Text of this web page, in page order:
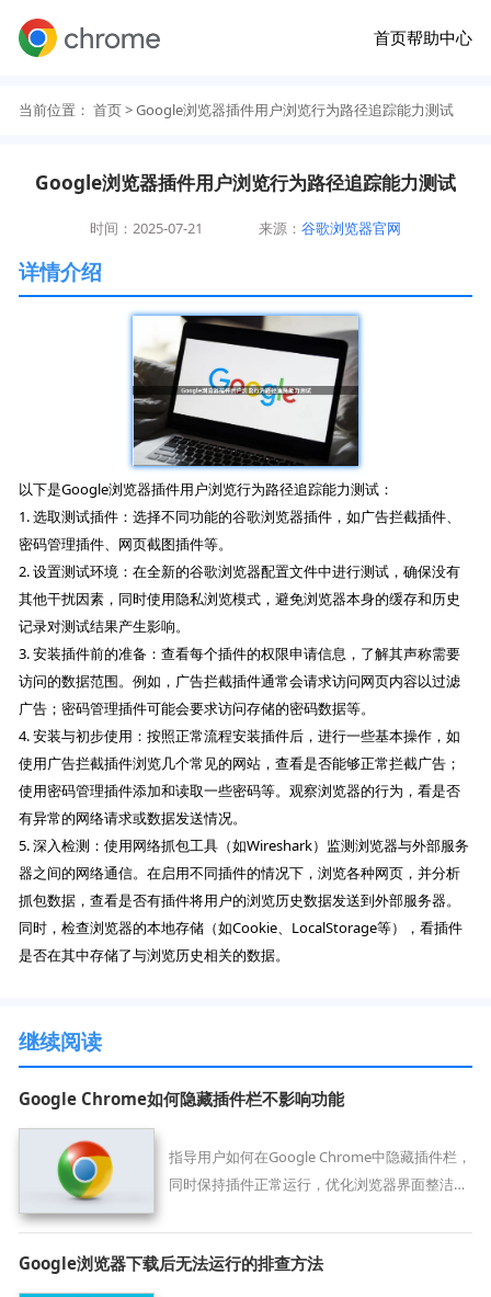
首页帮助中心
当前位置： 首页> Google浏览器插件用户浏览行为路径追踪能力测试
Google浏览器插件用户浏览行为路径追踪能力测试
时间：2025-07-21 来源：谷歌浏览器官网
详情介绍
以下是Google浏览器插件用户浏览行为路径追踪能力测试：
1. 选取测试插件：选择不同功能的谷歌浏览器插件，如广告拦截插件、
密码管理插件、网页截图插件等。
2. 设置测试环境：在全新的谷歌浏览器配置文件中进行测试，确保没有
其他干扰因素，同时使用隐私浏览模式，避免浏览器本身的缓存和历史
记录对测试结果产生影响。
3. 安装插件前的准备：查看每个插件的权限申请信息，了解其声称需要
访问的数据范围。例如，广告拦截插件通常会请求访问网页内容以过滤
广告；密码管理插件可能会要求访问存储的密码数据等。
4. 安装与初步使用：按照正常流程安装插件后，进行一些基本操作，如
使用广告拦截插件浏览几个常见的网站，查看是否能够正常拦截广告；
使用密码管理插件添加和读取一些密码等。观察浏览器的行为，看是否
有异常的网络请求或数据发送情况。
5. 深入检测：使用网络抓包工具（如Wireshark）监测浏览器与外部服务
器之间的网络通信。在启用不同插件的情况下，浏览各种网页，并分析
抓包数据，查看是否有插件将用户的浏览历史数据发送到外部服务器。
同时，检查浏览器的本地存储（如Cookie、LocalStorage等），看插件
是否在其中存储了与浏览历史相关的数据。
继续阅读
Google Chrome如何隐藏插件栏不影响功能
指导用户如何在Google Chrome中隐藏插件栏，
同时保持插件正常运行，优化浏览器界面整洁
Google浏览器下载后无法运行的排查方法